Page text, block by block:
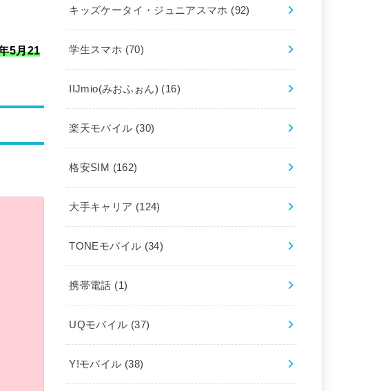
5月21
キッズケータイ・ジュニアスマホ (92)
学生スマホ (70)
IIJmio(みおふぉん) (16)
楽天モバイル (30)
格安SIM (162)
大手キャリア (124)
TONEモバイル (34)
携帯電話 (1)
UQモバイル (37)
Y!モバイル (38)